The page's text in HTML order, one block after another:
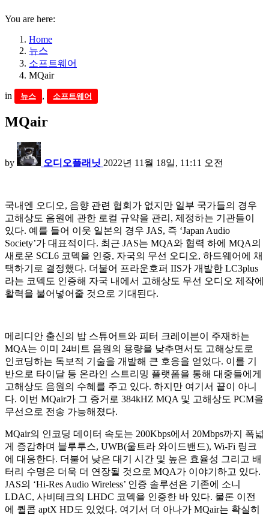
You are here:
Home
뉴스
소프트웨어
MQair
in
뉴스 , 소프트웨어
MQair
by 오디오플래닛 2022년 11월 18일, 11:11 오전
국내엔 오디오, 음향 관련 협회가 없지만 일부 국가들의 경우
고해상도 음원에 관한 로컬 규약을 관리, 제정하는 기관들이
있다. 예를 들어 이웃 일본의 경우 JAS, 즉 ‘Japan Audio
Society’가 대표적이다. 최근 JAS는 MQA와 협력 하에 MQA의
새로운 SCL6 코덱을 인증, 자국의 무선 오디오, 하드웨어에 채
택하기로 결정했다. 더불어 프라운호퍼 IIS가 개발한 LC3plus
라는 코덱도 인증해 자국 내에서 고해상도 무선 오디오 제작에
활력을 불어넣어줄 것으로 기대된다.
메리디안 출신의 밥 스튜어트와 피터 크레이븐이 주재하는
MQA는 이미 24비트 음원의 용량을 낮추면서도 고해상도로
인코딩하는 독보적 기술을 개발해 큰 호응을 얻었다. 이를 기
반으로 타이달 등 온라인 스트리밍 플랫폼을 통해 대중들에게
고해상도 음원의 수혜를 주고 있다. 하지만 여기서 끝이 아니
다. 이번 MQair가 그 증거로 384kHZ MQA 및 고해상도 PCM을
무선으로 전송 가능해졌다.
MQair의 인코딩 데이터 속도는 200Kbps에서 20Mbps까지 폭넓
게 증감하며 블루투스, UWB(울트라 와이드밴드), Wi-Fi 링크
에 대응한다. 더불어 낮은 대기 시간 및 높은 효율성 그리고 배
터리 수명은 더욱 더 연장될 것으로 MQA가 이야기하고 있다.
JAS의 ‘Hi-Res Audio Wireless’ 인증 솔루션은 기존에 소니
LDAC, 사비테크의 LHDC 코덱을 인증한 바 있다. 물론 이전
에 퀄콤 aptX HD도 있었다. 여기서 더 아나가 MQair는 확실히